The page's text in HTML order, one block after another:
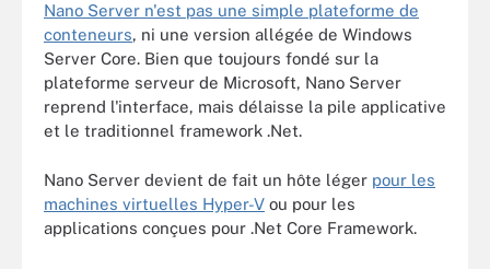
Nano Server n'est pas une simple plateforme de
conteneurs, ni une version allégée de Windows
Server Core. Bien que toujours fondé sur la
plateforme serveur de Microsoft, Nano Server
reprend l'interface, mais délaisse la pile applicative
et le traditionnel framework .Net.
Nano Server devient de fait un hôte léger pour les
machines virtuelles Hyper-V ou pour les
applications conçues pour .Net Core Framework.